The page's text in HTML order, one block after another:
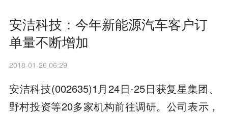
安洁科技：今年新能源汽车客户订
单量不断增加
2018-01-26 06:29
安洁科技(002635)1月24日-25日获复星集团、
野村投资等20多家机构前往调研。公司表示，